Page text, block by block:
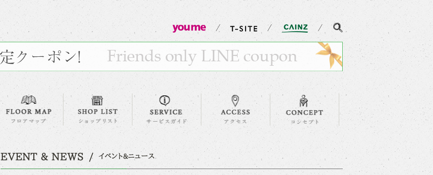
EVENT & NEWS イベント&ニュース